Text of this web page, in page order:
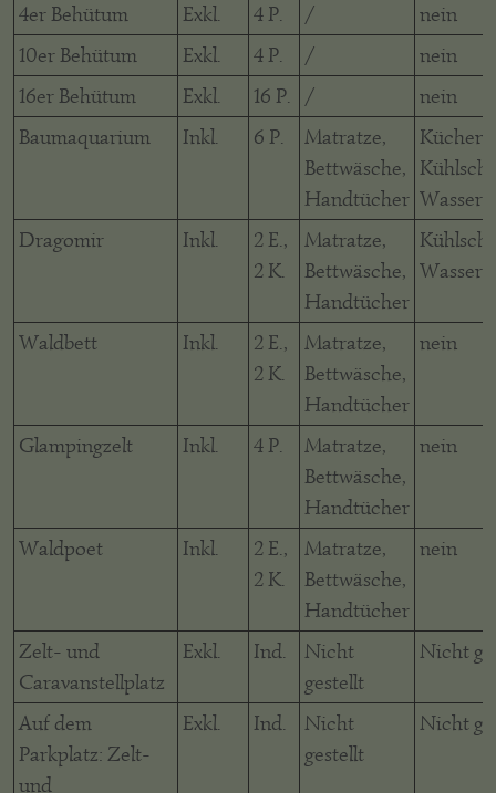
4er Behütum Exkl. 4 P. /
nein
10er Behütum
Exkl. 4 P. /
nein
16er Behütum
Exkl. 16 P. /
nein
Baumaquarium
Inkl. 6 P.
Matratze,
Bettwäsche,
Handtücher
Dragomir
Inkl.
2 E.,
2 K.
Matratze,
Bettwäsche,
Handtücher
Waldbett Inkl.
2 E.,
2 K.
Matratze,
Bettwäsche,
Handtücher
nein
Glampingzelt Inkl. 4 P.
Matratze,
Bettwäsche,
Handtücher
nein
Waldpoet Inkl.
2 E.,
2 K.
Matratze,
Bettwäsche,
Handtücher
nein
Zelt- und
Caravanstellplatz
Exkl. Ind.
Nicht
gestellt
Nicht
Auf dem
Parkplatz: Zelt-
und
Exkl. Ind.
Nicht
gestellt
Nicht